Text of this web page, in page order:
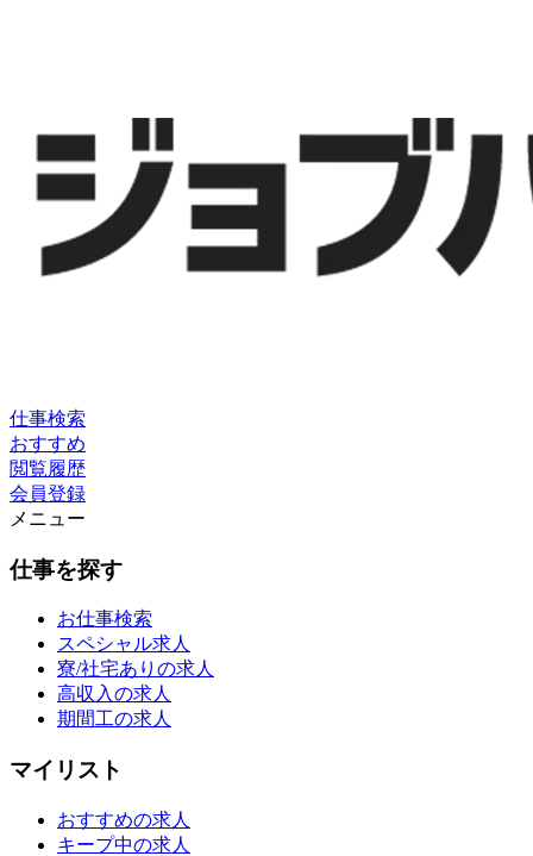
仕事検索
おすすめ
閲覧履歴
会員登録
メニュー
仕事を探す
お仕事検索
スペシャル求人
寮/社宅ありの求人
高収入の求人
期間工の求人
マイリスト
おすすめの求人
キープ中の求人